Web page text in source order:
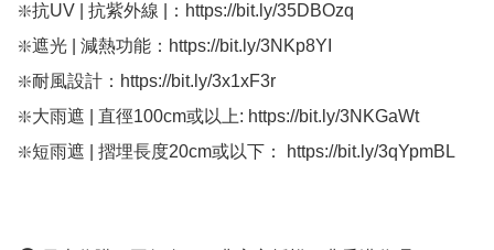
❇️抗UV | 抗紫外線 |：https://bit.ly/35DBOzq
❇️遮光 | 減熱功能：https://bit.ly/3NKp8YI
❇️耐風設計：https://bit.ly/3x1xF3r
❇️大雨遮 | 直徑100cm或以上: https://bit.ly/3NKGaWt
❇️短雨遮 | 摺埋長度20cm或以下： https://bit.ly/3qYpmBL